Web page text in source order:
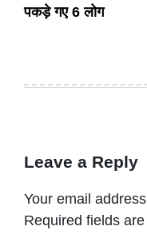
पकड़े गए 6 लोग
Leave a Reply
Your email
Required fields